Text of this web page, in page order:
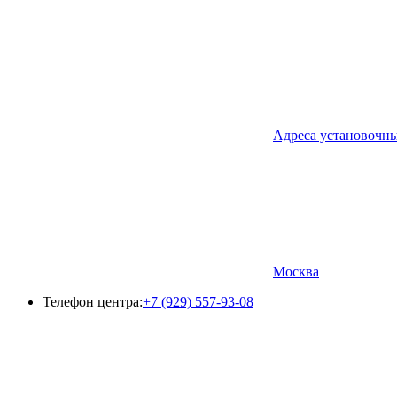
Адреса
Москва
Телефон центра:+7 (929) 557-93-08